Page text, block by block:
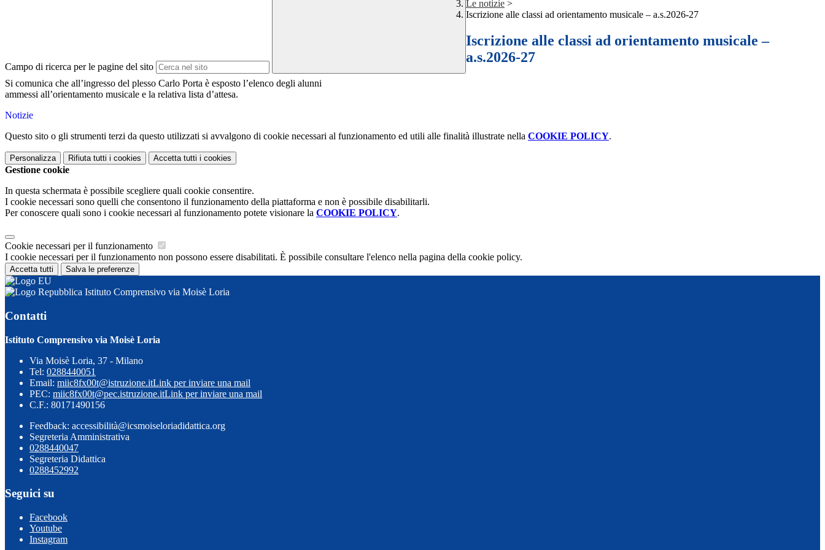
Campo di ricerca per le pagine del sito
Le notizie >
Iscrizione alle classi ad orientamento musicale – a.s.2026-27
Iscrizione alle classi ad orientamento musicale –
a.s.2026-27
Si comunica che all’ingresso del plesso Carlo Porta è esposto l’elenco degli alunni
ammessi all’orientamento musicale e la relativa lista d’attesa.
Notizie
Questo sito o gli strumenti terzi da questo utilizzati si avvalgono di cookie necessari al funzionamento ed utili alle finalità illustrate nella COOKIE POLICY.
Personalizza Rifiuta tutti i cookies Accetta tutti i cookies
Gestione cookie
In questa schermata è possibile scegliere quali cookie consentire.
I cookie necessari sono quelli che consentono il funzionamento della piattaforma e non è possibile disabilitarli.
Per conoscere quali sono i cookie necessari al funzionamento potete visionare la COOKIE POLICY.
Cookie necessari per il funzionamento
I cookie necessari per il funzionamento non possono essere disabilitati. È possibile consultare l'elenco nella pagina della cookie policy.
Accetta tutti Salva le preferenze
Istituto Comprensivo via Moisè Loria
Contatti
Istituto Comprensivo via Moisè Loria
Via Moisè Loria, 37 - Milano
Tel: 0288440051
Email: miic8fx00t@istruzione.itLink per inviare una mail
PEC: miic8fx00t@pec.istruzione.itLink per inviare una mail
C.F.: 80171490156
Feedback: accessibilità@icsmoiseloriadidattica.org
Segreteria Amministrativa
0288440047
Segreteria Didattica
0288452992
Seguici su
Facebook
Youtube
Instagram